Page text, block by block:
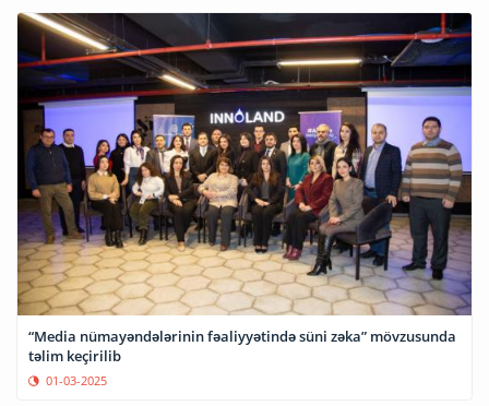
“Media nümayəndələrinin fəaliyyətində süni zəka” mövzusunda
təlim keçirilib
01-03-2025